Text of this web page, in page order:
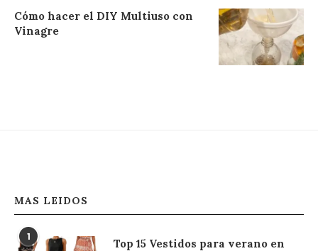
Cómo hacer el DIY Multiuso con
Vinagre
MAS LEIDOS
1
Top 15 Vestidos para verano en